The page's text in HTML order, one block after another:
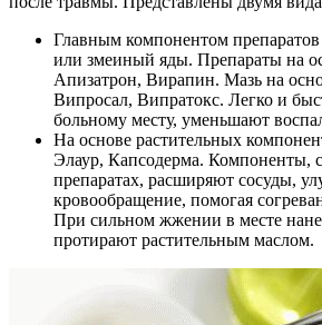
Главным компонентом
или змеиный яды. Препараты на
Апизатрон, Вирапин. Мазь на
Випросал, Випратокс. Легко и
больному месту, уменьшают
На основе растительных
Элаур, Капсодерма. Компоненты,
препаратах, расширяют сосуды,
кровообращение, помогая
При сильном жжении в месте
протирают растительным маслом.